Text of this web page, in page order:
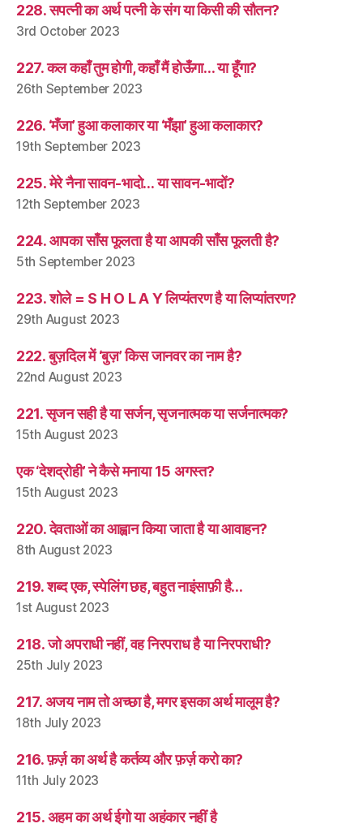
228. सपत्नी का अर्थ पत्नी के संग या किसी की सौतन?
3rd October 2023
227. कल कहाँ तुम होगी, कहाँ मैं होऊँगा… या हूँगा?
26th September 2023
226. ‘मँजा’ हुआ कलाकार या ‘मँझा’ हुआ कलाकार?
19th September 2023
225. मेरे नैना सावन-भादो… या सावन-भादों?
12th September 2023
224. आपका साँस फूलता है या आपकी साँस फूलती है?
5th September 2023
223. शोले = S H O L A Y लिप्यंतरण है या लिप्यांतरण?
29th August 2023
222. बुज़दिल में ‘बुज़’ किस जानवर का नाम है?
22nd August 2023
221. सृजन सही है या सर्जन, सृजनात्मक या सर्जनात्मक?
15th August 2023
एक ‘देशद्रोही’ ने कैसे मनाया 15 अगस्त?
15th August 2023
220. देवताओं का आह्वान किया जाता है या आवाहन?
8th August 2023
219. शब्द एक, स्पेलिंग छह, बहुत नाइंसाफ़ी है…
1st August 2023
218. जो अपराधी नहीं, वह निरपराध है या निरपराधी?
25th July 2023
217. अजय नाम तो अच्छा है, मगर इसका अर्थ मालूम है?
18th July 2023
216. फ़र्ज़ का अर्थ है कर्तव्य और फ़र्ज़ करो का?
11th July 2023
215. अहम का अर्थ ईगो या अहंकार नहीं है